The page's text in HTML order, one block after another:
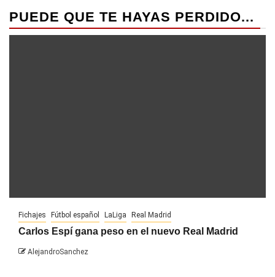
PUEDE QUE TE HAYAS PERDIDO...
Fichajes Fútbol español LaLiga Real Madrid
Carlos Espí gana peso en el nuevo Real Madrid
AlejandroSanchez